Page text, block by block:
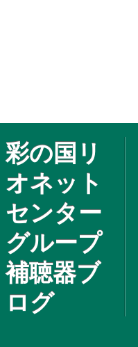
彩の国リ
オネット
センター
グループ
補聴器ブ
ログ